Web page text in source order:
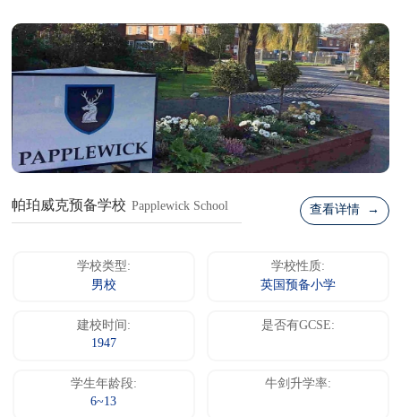
帕珀威克预备学校 Papplewick School 查看详情 →
学校类型:
男校
学校性质:
英国预备小学
建校时间:
1947
是否有GCSE:
学生年龄段:
6~13
牛剑升学率: